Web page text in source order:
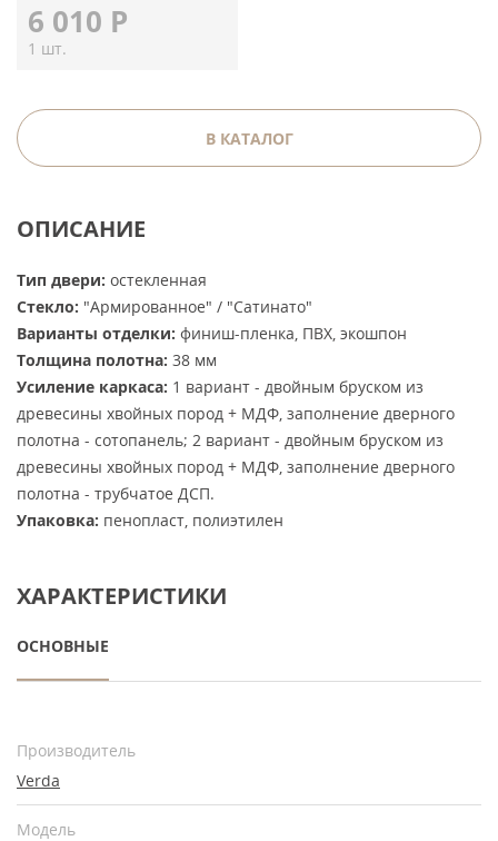
6 010 Р
1 шт.
В КАТАЛОГ
ОПИСАНИЕ
Тип двери: остекленная
Стекло: "Армированное" / "Сатинато"
Варианты отделки: финиш-пленка, ПВХ, экошпон
Толщина полотна: 38 мм
Усиление каркаса: 1 вариант - двойным бруском из
древесины хвойных пород + МДФ, заполнение дверного
полотна - сотопанель; 2 вариант - двойным бруском из
древесины хвойных пород + МДФ, заполнение дверного
полотна - трубчатое ДСП.
Упаковка: пенопласт, полиэтилен
ХАРАКТЕРИСТИКИ
ОСНОВНЫЕ
Производитель
Verda
Модель